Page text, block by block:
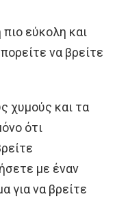
εύκολη και
να βρείτε
χυμούς και τα
ότι
με έναν
για να βρείτε